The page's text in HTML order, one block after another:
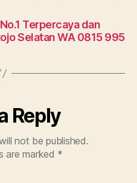
Terpercaya dan
Selatan WA 0815 995
Reply
not be published.
are marked *